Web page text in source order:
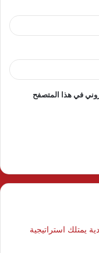
في هذا المتصفح
يمتلك استراتيجية